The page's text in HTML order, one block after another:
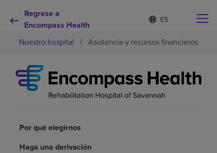
Regrese a
Encompass Health
Lista
de
idiomas
contraída
d
o
s
e
e
Por qué debe elegirnos
Nuestro hospital / Asistencia y recursos financieros
Por qué elegirnos
Haga una derivación